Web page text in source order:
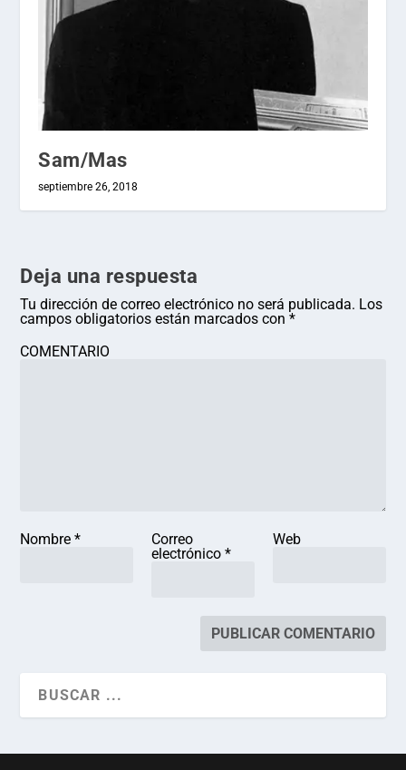
Sam/Mas
septiembre 26, 2018
Deja una respuesta
Tu dirección de correo electrónico no será publicada. Los
campos obligatorios están marcados con*
COMENTARIO
Nombre*
Correo
electrónico *
Web